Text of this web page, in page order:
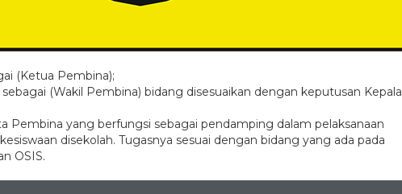
(Ketua Pembina);
(Wakil Pembina) bidang disesuaikan dengan keputusan Kepala
Pembina yang berfungsi sebagai pendamping dalam pelaksanaan
disekolah. Tugasnya sesuai dengan bidang yang ada pada
OSIS.